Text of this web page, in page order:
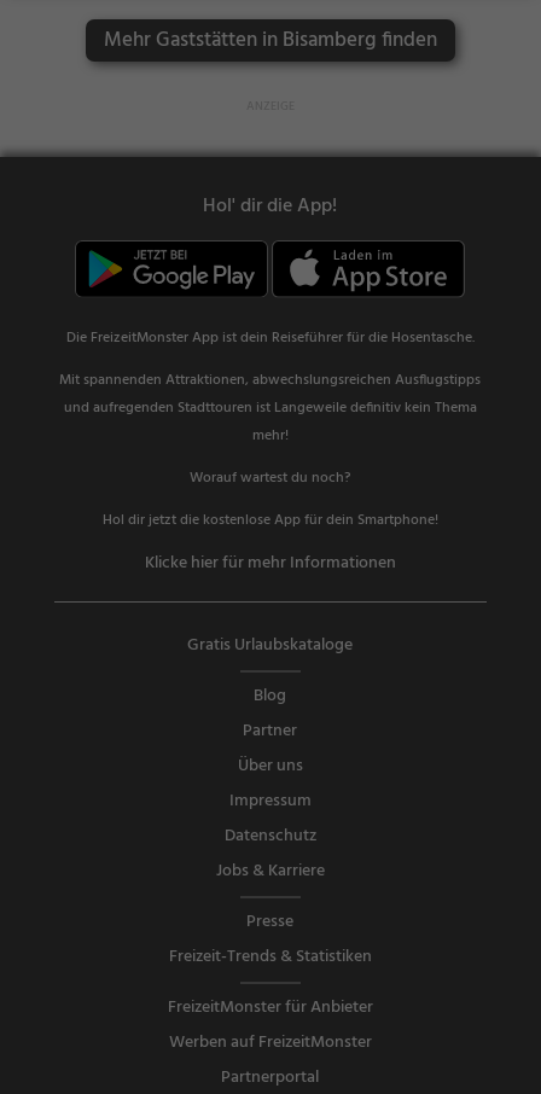
Mehr Gaststätten in Bisamberg finden
Hol' dir die App!
Die FreizeitMonster App ist dein Reiseführer für die Hosentasche.
Mit spannenden Attraktionen, abwechslungsreichen Ausflugstipps
und aufregenden Stadttouren ist Langeweile definitiv kein Thema
mehr!
Worauf wartest du noch?
Hol dir jetzt die kostenlose App für dein Smartphone!
Klicke hier für mehr Informationen
Gratis Urlaubskataloge
Blog
Partner
Über uns
Impressum
Datenschutz
Jobs & Karriere
Presse
Freizeit-Trends & Statistiken
FreizeitMonster für Anbieter
Werben auf FreizeitMonster
Partnerportal